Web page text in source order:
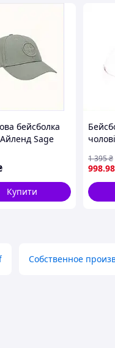
бейсболка
Sage
Купити
998.98
1 395₴
Собственное